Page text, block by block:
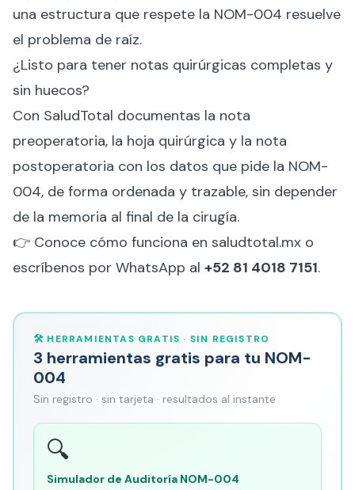
una estructura que respete la NOM-004 resuelve
el problema de raíz.
¿Listo para tener notas quirúrgicas completas y
sin huecos?
Con SaludTotal documentas la nota
preoperatoria, la hoja quirúrgica y la nota
postoperatoria con los datos que pide la NOM-
004, de forma ordenada y trazable, sin depender
de la memoria al final de la cirugía.
👉 Conoce cómo funciona en saludtotal.mx o
escríbenos por WhatsApp al +52 81 4018 7151.
🛠️ HERRAMIENTAS GRATIS · SIN REGISTRO
3 herramientas gratis para tu NOM-
004
Sin registro · sin tarjeta · resultados al instante
🔍
Simulador de Auditoría NOM-004